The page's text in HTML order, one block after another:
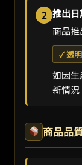
2 推出
商品
✓ 透
如因
新情況
商品品